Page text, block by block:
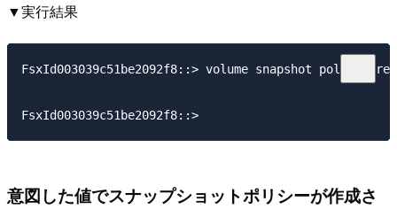
▼実行結果
FsxId003039c51be2092f8::> volume snapshot policy
意図した値でスナップショットポリシーが作成さ